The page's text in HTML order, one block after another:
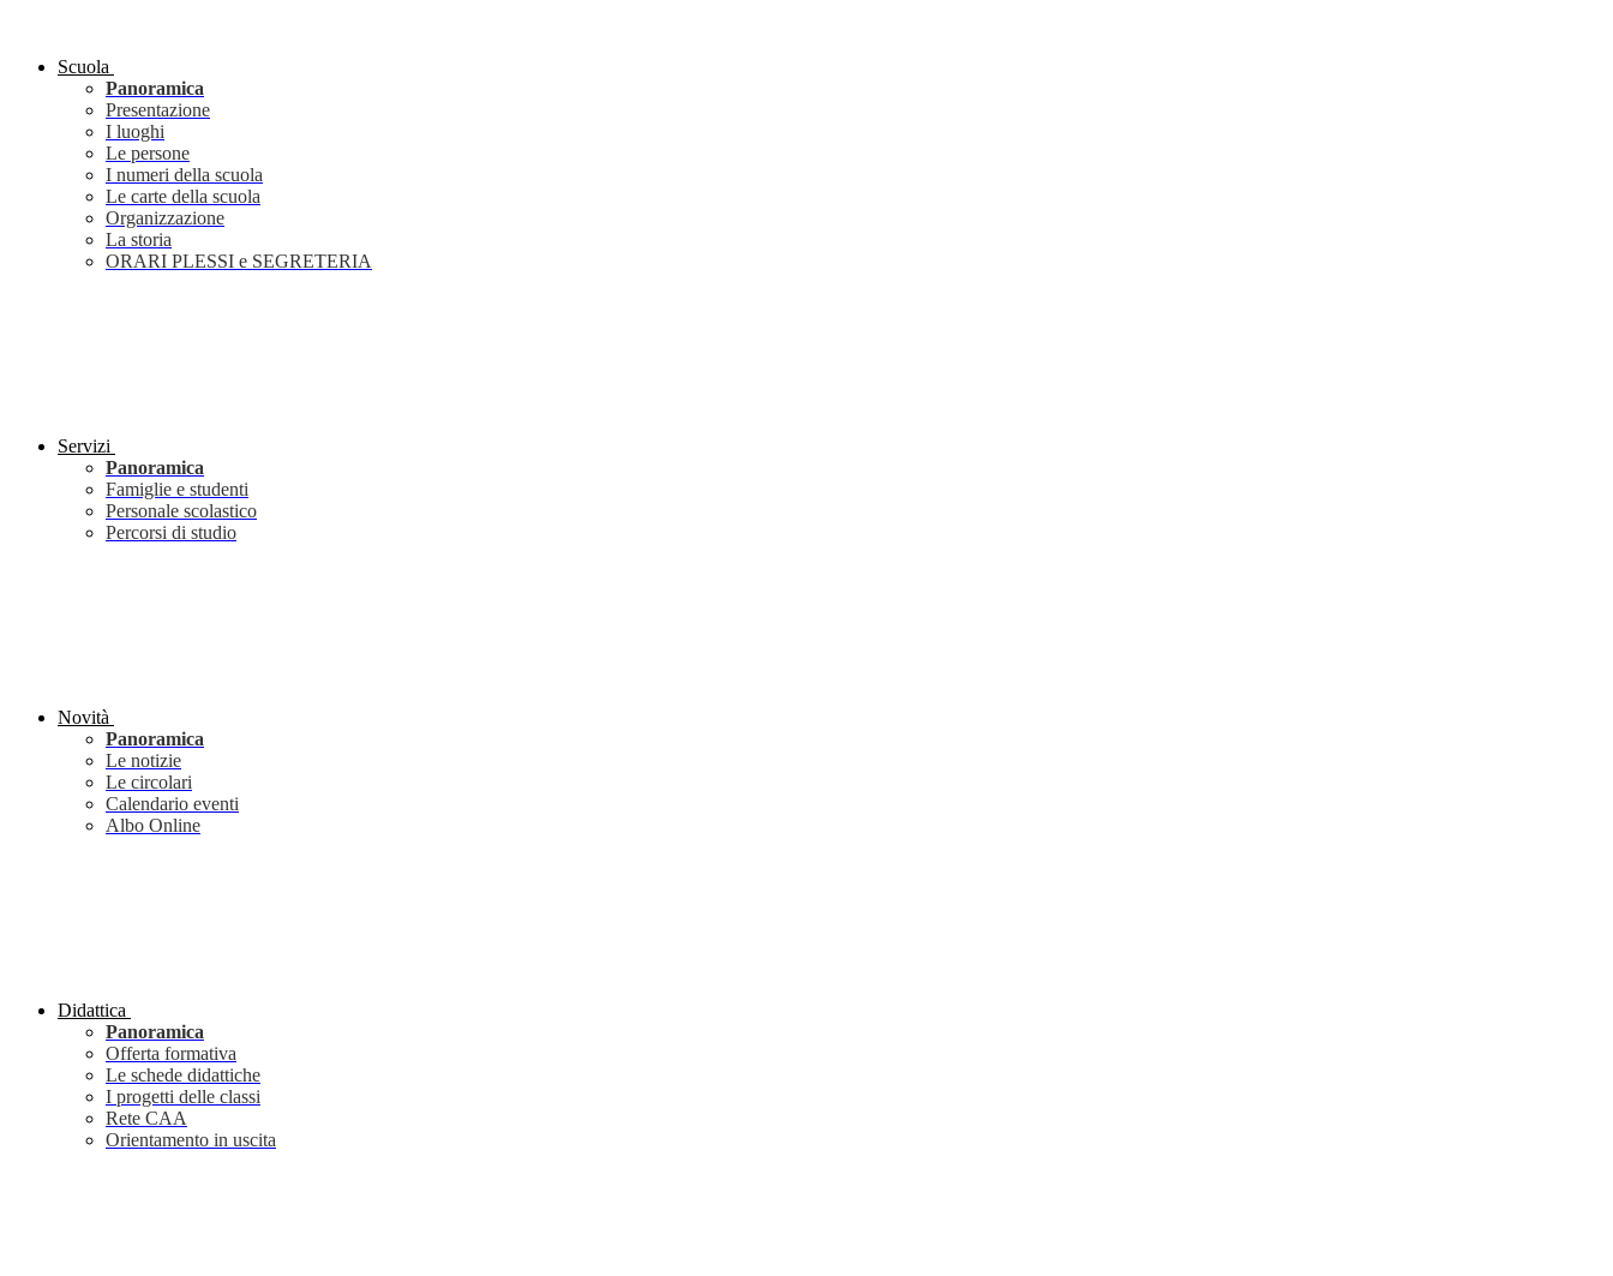
Scuola
Panoramica
Presentazione
I luoghi
Le persone
I numeri della scuola
Le carte della scuola
Organizzazione
La storia
ORARI PLESSI e SEGRETERIA
Servizi
Panoramica
Famiglie e studenti
Personale scolastico
Percorsi di studio
Novità
Panoramica
Le notizie
Le circolari
Calendario eventi
Albo Online
Didattica
Panoramica
Offerta formativa
Le schede didattiche
I progetti delle classi
Rete CAA
Orientamento in uscita